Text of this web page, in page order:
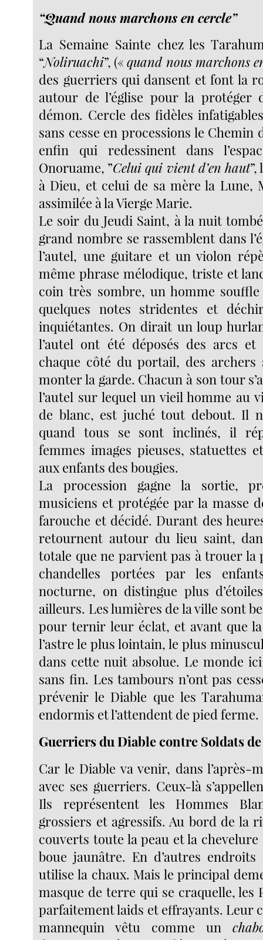
“Quand nous marchons en cercle”
La Semaine Sainte chez les
“Noliruachi”, («quand nous marchons
des guerriers qui dansent et font la
autour de l’église pour la protéger
démon. Cercle des fidèles
sans cesse en processions le Chemin
enfin qui redessinent dans
Onoruame, ”Celui qui vient d’en haut
à Dieu, et celui de sa mère la Lune,
assimilée à la Vierge Marie.
Le soir du Jeudi Saint, à la nuit
grand nombre se rassemblent dans
l’autel, une guitare et un violon
même phrase mélodique, triste et
coin très sombre, un homme
quelques notes stridentes et
inquiétantes. On dirait un loup
l’autel ont été déposés des arcs et
chaque côté du portail, des
monter la garde. Chacun à son tour
l’autel sur lequel un vieil homme au
de blanc, est juché tout debout. Il
quand tous se sont inclinés, il
femmes images pieuses, statuettes
aux enfants des bougies.
La procession gagne la sortie,
musiciens et protégée par la masse
farouche et décidé. Durant des
retournent autour du lieu saint,
totale que ne parvient pas à trouer la
chandelles portées par les
nocturne, on distingue plus
ailleurs. Les lumières de la ville sont
pour ternir leur éclat, et avant que
l’astre le plus lointain, le plus
dans cette nuit absolue. Le monde
sans fin. Les tambours n’ont pas
prévenir le Diable que les
endormis et l’attendent de pied ferme.
Guerriers du Diable contre Soldats
Car le Diable va venir, dans l’après-
avec ses guerriers. Ceux-là
Ils représentent les Hommes
grossiers et agressifs. Au bord de la
couverts toute la peau et la chevelure
boue jaunâtre. En d’autres
utilise la chaux. Mais le principal
masque de terre qui se craquelle, les
parfaitement laids et effrayants. Leur
mannequin vêtu comme un